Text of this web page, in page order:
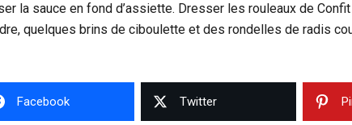
la sauce en fond d’assiette. Dresser les rouleaux de
quelques brins de ciboulette et des rondelles de radis
Facebook Twitter